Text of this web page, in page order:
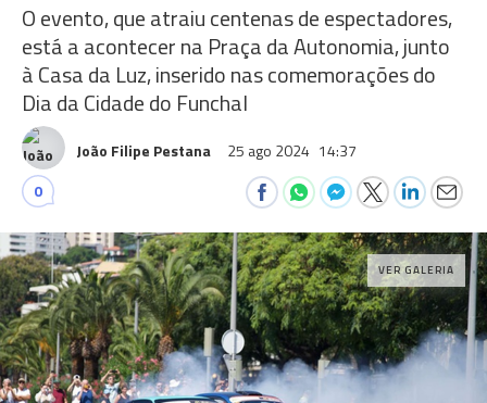
O evento, que atraiu centenas de espectadores,
está a acontecer na Praça da Autonomia, junto
à Casa da Luz, inserido nas comemorações do
Dia da Cidade do Funchal
João Filipe Pestana 25 ago 2024 14:37
0
VER GALERIA